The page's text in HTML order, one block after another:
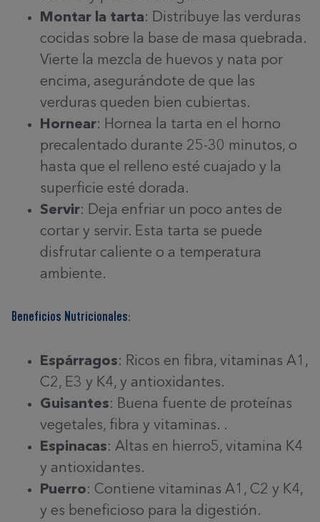
Montar la tarta: Distribuye las verduras
cocidas sobre la base de masa quebrada.
Vierte la mezcla de huevos y nata por
encima, asegurándote de que las
verduras queden bien cubiertas.
Hornear: Hornea la tarta en el horno
precalentado durante 25-30 minutos, o
hasta que el relleno esté cuajado y la
superficie esté dorada.
Servir: Deja enfriar un poco antes de
cortar y servir. Esta tarta se puede
disfrutar caliente o a temperatura
ambiente.
Beneficios Nutricionales:
Espárragos: Ricos en fibra, vitaminas A1 ,
C2, E3 y K4, y antioxidantes.
Guisantes: Buena fuente de proteínas
vegetales, fibra y vitaminas. .
Espinacas: Altas en hierro5, vitamina K4
y antioxidantes.
Puerro: Contiene vitaminas A1 , C2 y K4,
y es beneficioso para la digestión.